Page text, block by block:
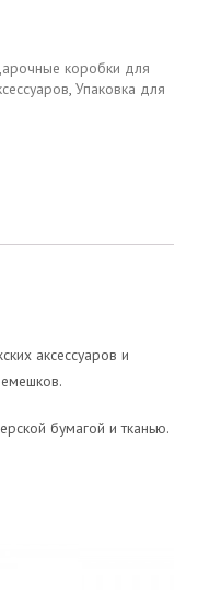
коробки для
, Упаковка для
аксессуаров и
бумагой и тканью.